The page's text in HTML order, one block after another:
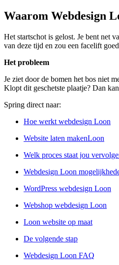
Waarom Webdesign
Het startschot is gelost. Je bent net
van deze tijd en zou een facelift
Het probleem
Je ziet door de bomen het bos niet
Klopt dit geschetste plaatje? Dan
Spring direct naar:
Hoe werkt webdesign Loon
Website laten makenLoon
Welk proces staat jou
Webdesign Loon
WordPress webdesign Loon
Webshop webdesign Loon
Loon website op maat
De volgende stap
Webdesign Loon FAQ